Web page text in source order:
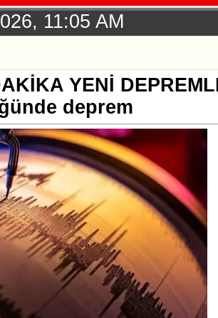
11:05 AM
YENİ
deprem